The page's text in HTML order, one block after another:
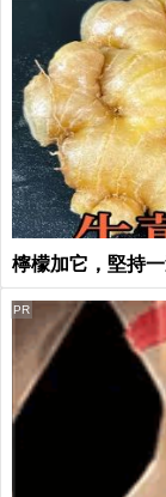
檸檬加它，堅持
PR